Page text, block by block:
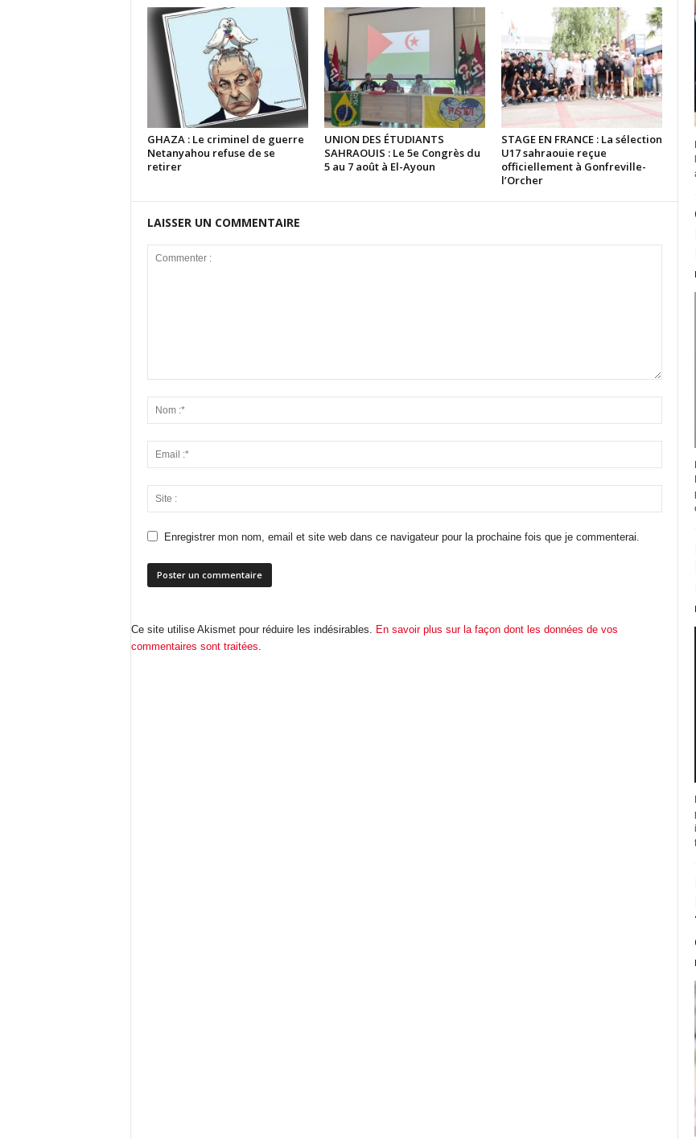
GHAZA : Le criminel de guerre
Netanyahou refuse de se
retirer
UNION DES ÉTUDIANTS
SAHRAOUIS : Le 5e Congrès du
5 au 7 août à El-Ayoun
STAGE EN FRANCE : La sélection
U17 sahraouie reçue
officiellement à Gonfreville-
l’Orcher
LAISSER UN COMMENTAIRE
Enregistrer mon nom, email et site web dans ce navigateur pour la prochaine fois que je commenterai.
Ce site utilise Akismet pour réduire les indésirables. En savoir plus sur la façon dont les données de vos
commentaires sont traitées.